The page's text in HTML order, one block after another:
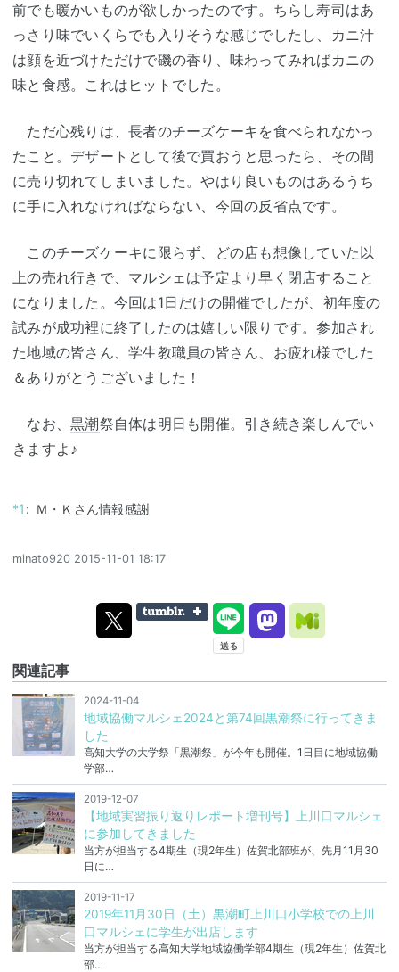
前でも暖かいものが欲しかったのです。ちらし寿司はあ
っさり味でいくらでも入りそうな感じでしたし、カニ汁
は顔を近づけただけで磯の香り、味わってみればカニの
味と食感。これはヒットでした。
ただ心残りは、長者のチーズケーキを食べられなかっ
たこと。デザートとして後で買おうと思ったら、その間
に売り切れてしまいました。やはり良いものはあるうち
に手に入れなければならない、今回の反省点です。
このチーズケーキに限らず、どの店も想像していた以
上の売れ行きで、マルシェは予定より早く閉店すること
になりました。今回は1日だけの開催でしたが、初年度の
試みが成功裡に終了したのは嬉しい限りです。参加され
た地域の皆さん、学生教職員の皆さん、お疲れ様でした
＆ありがとうございました！
なお、 黒潮祭自体は明日も開催。引き続き楽しんでい
きますよ♪
*1 : Ｍ・Ｋさん情報感謝
minato920 2015-11-01 18:17
関連記事
2024-11-04
地域協働マルシェ2024と第74回黒潮祭に行ってきま
した
高知大学の大学祭「黒潮祭」が今年も開催。1日目に地域協働
学部…
2019-12-07
【地域実習振り返りレポート増刊号】上川口マルシェ
に参加してきました
当方が担当する4期生（現2年生）佐賀北部班が、先月11月30
日に…
2019-11-17
2019年11月30日（土）黒潮町上川口小学校での上川
口マルシェに学生が出店します
当方が担当する高知大学地域協働学部4期生（現2年生）佐賀北
部…